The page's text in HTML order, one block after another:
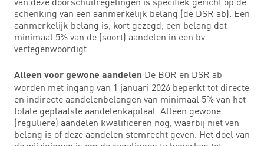
schenking van een aanmerkelijk belang (de DSR ab). Een
aanmerkelijk belang is, kort gezegd, een belang dat
minimaal 5% van de (soort) aandelen in een bv
vertegenwoordigt.
Alleen voor gewone aandelen De BOR en DSR ab
worden met ingang van 1 januari 2026 beperkt tot directe
en indirecte aandelenbelangen van minimaal 5% van het
totale geplaatste aandelenkapitaal. Alleen gewone
(reguliere) aandelen kwalificeren nog, waarbij niet van
belang is of deze aandelen stemrecht geven. Het doel van